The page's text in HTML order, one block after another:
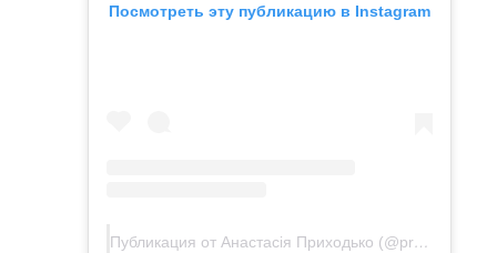
Посмотреть эту публикацию в Instagram
Публикация от Анастасія Приходько (@prykhodko_official)